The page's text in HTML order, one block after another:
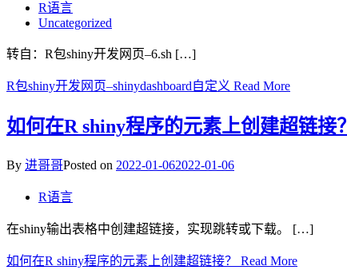
R语言
Uncategorized
转自：R包shiny开发网页–6.sh […]
R包shiny开发网页–shinydashboard自定义 Read More
如何在R shiny程序的元素上创建超链接？
By 进哥哥Posted on 2022-01-062022-01-06
R语言
在shiny输出表格中创建超链接，实现跳转或下载。 […]
如何在R shiny程序的元素上创建超链接？ Read More